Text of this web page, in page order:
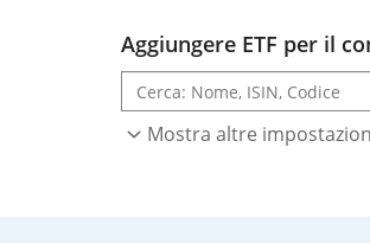
Aggiungere ETF per il
Mostra altre